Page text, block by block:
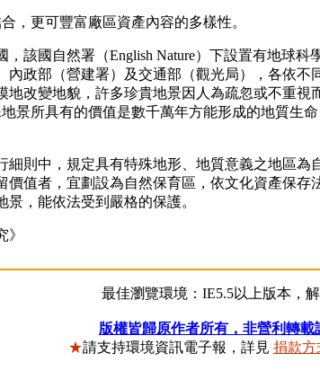
，更可豐富廠區資產內容的多樣性。
國自然署（English Nature）下設置有地球科
內政部（營建署）及交通部（觀光局），各依
地改變地貌，許多珍貴地景因人為疏忽或不重
景所具有的價值是數千萬年方能形成的地質生
中，規定具有特殊地形、地質意義之地區為
價值者，宜劃設為自然保育區，依文化資產保
，能依法受到嚴格的保護。
最佳瀏覽環境：IE5.5以上版本，
版權皆歸原作者所有，非營利轉載
★請支持環境資訊電子報，詳見 捐款方